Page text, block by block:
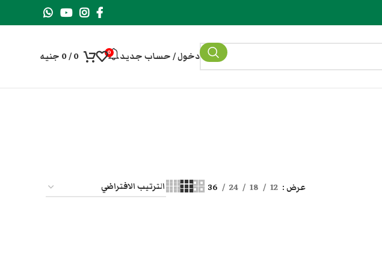
دخول / حساب جديد 0
0
/
0 جنيه
عرض 12
18
24
36